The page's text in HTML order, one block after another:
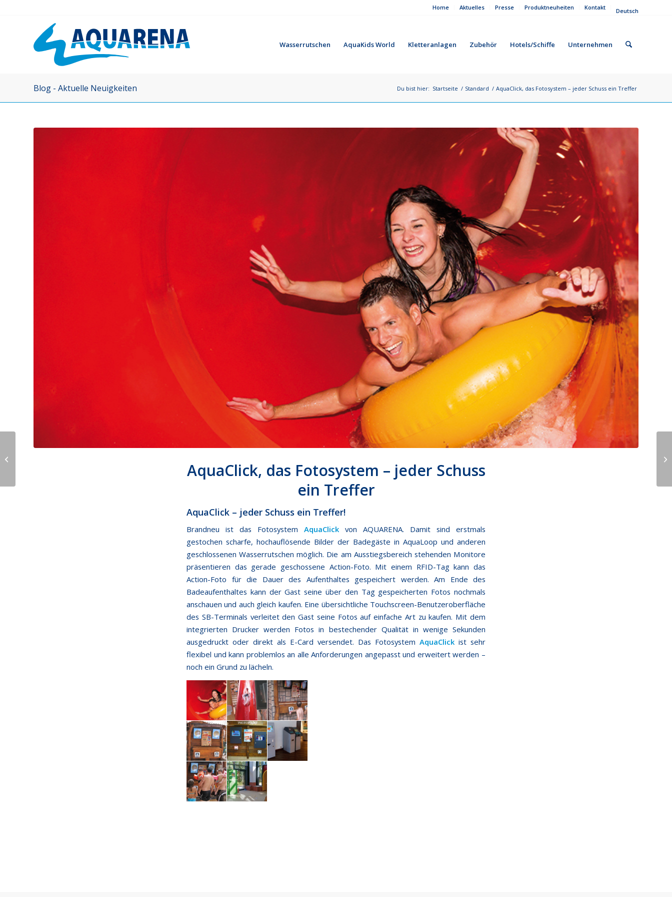
Home Aktuelles Presse Produktneuheiten Kontakt Deutsch
Wasserrutschen AquaKids World Kletteranlagen Zubehör Hotels/Schiffe Unternehmen
Blog - Aktuelle Neuigkeiten Du bist hier: Startseite / Standard / AquaClick, das Fotosystem – jeder Schuss ein Treffer
AquaClick, das Fotosystem – jeder Schuss
ein Treffer
AquaClick – jeder Schuss ein Treffer!
Brandneu ist das Fotosystem AquaClick von AQUARENA. Damit sind erstmals
gestochen scharfe, hochauflösende Bilder der Badegäste in AquaLoop und anderen
geschlossenen Wasserrutschen möglich. Die am Ausstiegsbereich stehenden Monitore
präsentieren das gerade geschossene Action-Foto. Mit einem RFID-Tag kann das
Action-Foto für die Dauer des Aufenthaltes gespeichert werden. Am Ende des
Badeaufenthaltes kann der Gast seine über den Tag gespeicherten Fotos nochmals
anschauen und auch gleich kaufen. Eine übersichtliche Touchscreen-Benutzeroberfläche
des SB-Terminals verleitet den Gast seine Fotos auf einfache Art zu kaufen. Mit dem
integrierten Drucker werden Fotos in bestechender Qualität in wenige Sekunden
ausgedruckt oder direkt als E-Card versendet. Das Fotosystem AquaClick ist sehr
flexibel und kann problemlos an alle Anforderungen angepasst und erweitert werden –
noch ein Grund zu lächeln.